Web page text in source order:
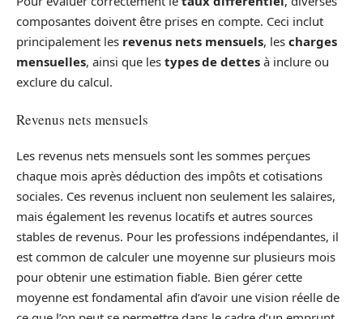
composantes doivent être prises en compte. Ceci inclut
principalement les revenus nets mensuels, les charges
mensuelles, ainsi que les types de dettes à inclure ou
exclure du calcul.
Revenus nets mensuels
Les revenus nets mensuels sont les sommes perçues
chaque mois après déduction des impôts et cotisations
sociales. Ces revenus incluent non seulement les salaires,
mais également les revenus locatifs et autres sources
stables de revenus. Pour les professions indépendantes, il
est common de calculer une moyenne sur plusieurs mois
pour obtenir une estimation fiable. Bien gérer cette
moyenne est fondamental afin d’avoir une vision réelle de